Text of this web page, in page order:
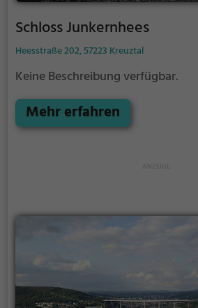
Schloss Junkernhees
Heesstraße 202, 57223 Kreuztal
Keine Beschreibung verfügbar.
Mehr erfahren